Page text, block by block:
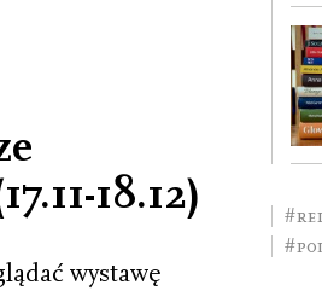
18.12)
wystawę